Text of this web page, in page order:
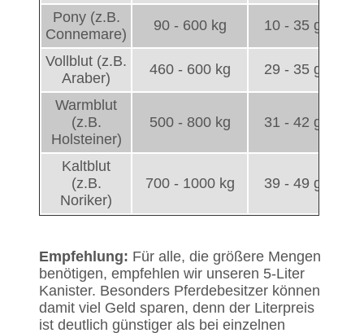
Pony (z.B.
Connemare)
90 - 600 kg 10 - 35 g
Vollblut (z.B.
Araber)
460 - 600 kg 29 - 35 g
Warmblut
(z.B.
Holsteiner)
500 - 800 kg 31 - 42 g
Kaltblut
(z.B.
Noriker)
700 - 1000 kg 39 - 49 g
Empfehlung: Für alle, die größere Mengen
benötigen, empfehlen wir unseren 5-Liter
Kanister. Besonders Pferdebesitzer können
damit viel Geld sparen, denn der Literpreis
ist deutlich günstiger als bei einzelnen